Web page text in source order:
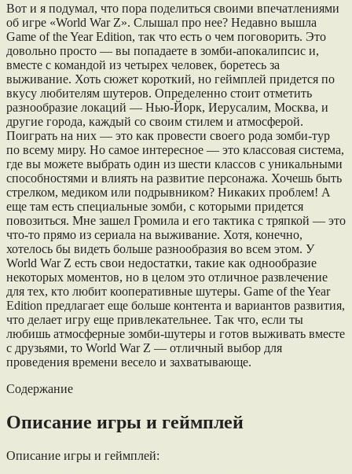
Вот и я подумал, что пора поделиться своими впечатлениями
об игре «World War Z». Слышал про нее? Недавно вышла
Game of the Year Edition, так что есть о чем поговорить. Это
довольно просто — вы попадаете в зомби-апокалипсис и,
вместе с командой из четырех человек, боретесь за
выживание. Хоть сюжет короткий, но геймплей придется по
вкусу любителям шутеров. Определенно стоит отметить
разнообразие локаций — Нью-Йорк, Иерусалим, Москва, и
другие города, каждый со своим стилем и атмосферой.
Поиграть на них — это как провести своего рода зомби-тур
по всему миру. Но самое интересное — это классовая система,
где вы можете выбрать один из шести классов с уникальными
способностями и влиять на развитие персонажа. Хочешь быть
стрелком, медиком или подрывником? Никаких проблем! А
еще там есть специальные зомби, с которыми придется
повозиться. Мне зашел Громила и его тактика с тряпкой — это
что-то прямо из сериала на выживание. Хотя, конечно,
хотелось бы видеть больше разнообразия во всем этом. У
World War Z есть свои недостатки, такие как однообразие
некоторых моментов, но в целом это отличное развлечение
для тех, кто любит кооперативные шутеры. Game of the Year
Edition предлагает еще больше контента и вариантов развития,
что делает игру еще привлекательнее. Так что, если ты
любишь атмосферные зомби-шутеры и готов выживать вместе
с друзьями, то World War Z — отличный выбор для
проведения времени весело и захватывающе.
Содержание
Описание игры и геймплей
Описание игры и геймплей: